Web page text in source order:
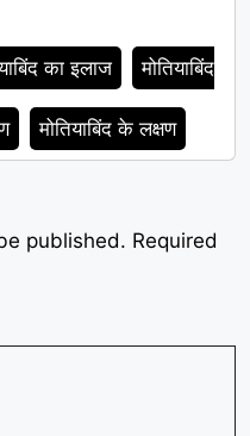
का इलाज मोतियाबिंद
मोतियाबिंद के लक्षण
published. Required